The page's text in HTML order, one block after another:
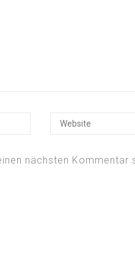
nächsten Kommentar